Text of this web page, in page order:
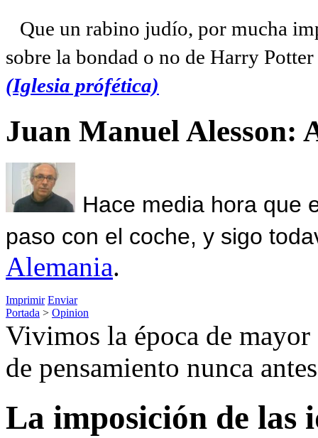
Que un rabino judío, por mucha
sobre la bondad o no de Harry
(Iglesia prófética)
Juan Manuel Alesson:
Hace media hora que
paso con el coche, y sigo
Alemania.
Imprimir Enviar
Portada > Opinion
Vivimos la época de
de pensamiento nunca
La imposición de las